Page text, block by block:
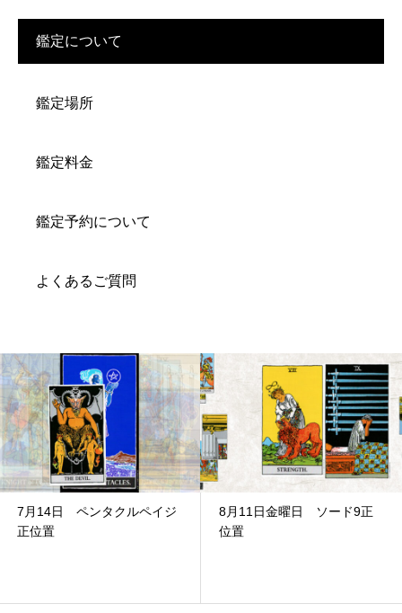
鑑定について
鑑定場所
鑑定料金
鑑定予約について
よくあるご質問
8月11日金曜日 ソード9正
位置
6月23日 ペンタクルの7逆
位置